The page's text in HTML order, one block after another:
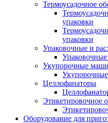
Термоусадочное
упаковки
упаковки
Упаковочные и
Укупорочные
Целлофанаторы
Этикетировочное
Оборудование для